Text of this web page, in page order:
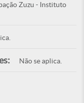
Zuzu - Instituto
Não se aplica.